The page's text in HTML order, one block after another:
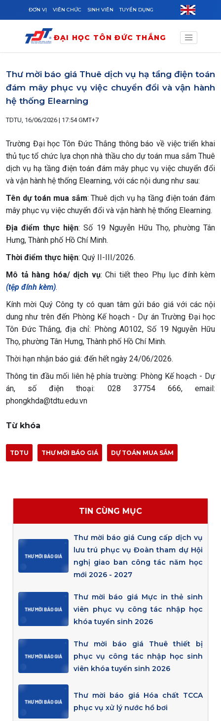
Skip to main content
ĐƠN VỊ VIÊN CHỨC SINH VIÊN TUYỂN DỤNG
ĐẠI HỌC TÔN ĐỨC THẮNG
Thư mời báo giá Thuê dịch vụ hạ tầng điện toán
đám mây phục vụ việc chuyển đổi và vận hành
hệ thống Elearning
TDTU, 16/06/2026 | 17:54 GMT+7
Trường Đại học Tôn Đức Thắng thông báo về việc triển khai
thủ tục tổ chức lựa chọn nhà thầu cho dự toán mua sắm Thuê
dịch vụ hạ tầng điện toán đám mây phục vụ việc chuyển đổi
và vận hành hệ thống Elearning, với các nội dung như sau:
Tên dự toán mua sắm: Thuê dịch vụ hạ tầng điện toán đám
mây phục vụ việc chuyển đổi và vận hành hệ thống Elearning.
Địa điểm thực hiện: Số 19 Nguyễn Hữu Thọ, phường Tân
Hưng, Thành phố Hồ Chí Minh.
Thời điểm thực hiện: Quý II-III/2026.
Mô tả hàng hóa/ dịch vụ: Chi tiết theo Phụ lục đính kèm
(tệp đính kèm).
Kính mời Quý Công ty có quan tâm gửi báo giá với các nội
dung như trên đến Phòng Kế hoạch - Dự án Trường Đại học
Tôn Đức Thắng, địa chỉ: Phòng A0102, Số 19 Nguyễn Hữu
Thọ, phường Tân Hưng, Thành phố Hồ Chí Minh.
Thời hạn nhận báo giá: đến hết ngày 24/06/2026.
Thông tin đầu mối liên hệ phía trường: Phòng Kế hoạch - Dự
án, số điện thoại: 028 37754 666, email:
phongkhda@tdtu.edu.vn
Từ khóa
TDTU THƯ MỜI BÁO GIÁ DỰ TOÁN MUA SẮM
TIN CÙNG MỤC
Thư mời báo giá Cung cấp dịch vụ
lưu trú phục vụ Đoàn tham dự Hội
nghị giao ban công tác năm học
mới 2026 - 2027
Thư mời báo giá Mực in thẻ sinh
viên phục vụ công tác nhập học
khóa tuyển sinh 2026
Thư mời báo giá Thuê thiết bị
phục vụ công tác nhập học sinh
viên khóa tuyển sinh 2026
Thư mời báo giá Hóa chất TCCA
phục vụ xử lý nước hồ bơi